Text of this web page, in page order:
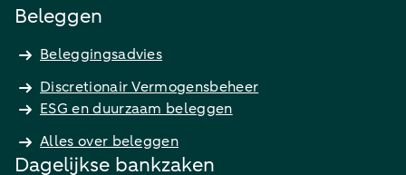
Beleggen
Beleggingsadvies
Discretionair Vermogensbeheer
ESG en duurzaam beleggen
Alles over beleggen
Dagelijkse bankzaken